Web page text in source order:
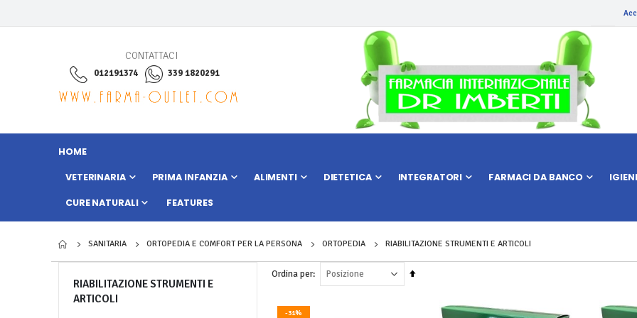
CONTATTACI
012191374 339 1820291
HOME
VETERINARIA PRIMA INFANZIA ALIMENTI DIETETICA INTEGRATORI FARMACI DA BANCO
CURE NATURALI FEATURES
SANITARIA ORTOPEDIA E COMFORT PER LA PERSONA ORTOPEDIA RIABILITAZIONE STRUMENTI E ARTICOLI
Ordina per
Imposta
direzione
-31%
RIABILITAZIONE STRUMENTI E
ARTICOLI